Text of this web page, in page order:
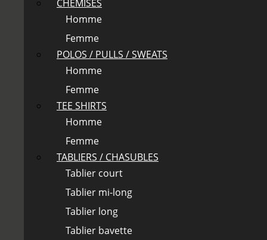
CHEMISES
Homme
Femme
POLOS / PULLS / SWEATS
Homme
Femme
TEE SHIRTS
Homme
Femme
TABLIERS / CHASUBLES
Tablier court
Tablier mi-long
Tablier long
Tablier bavette